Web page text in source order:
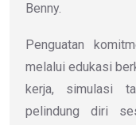
Benny.
Penguatan
melalui edukasi
kerja, simulasi
pelindung diri